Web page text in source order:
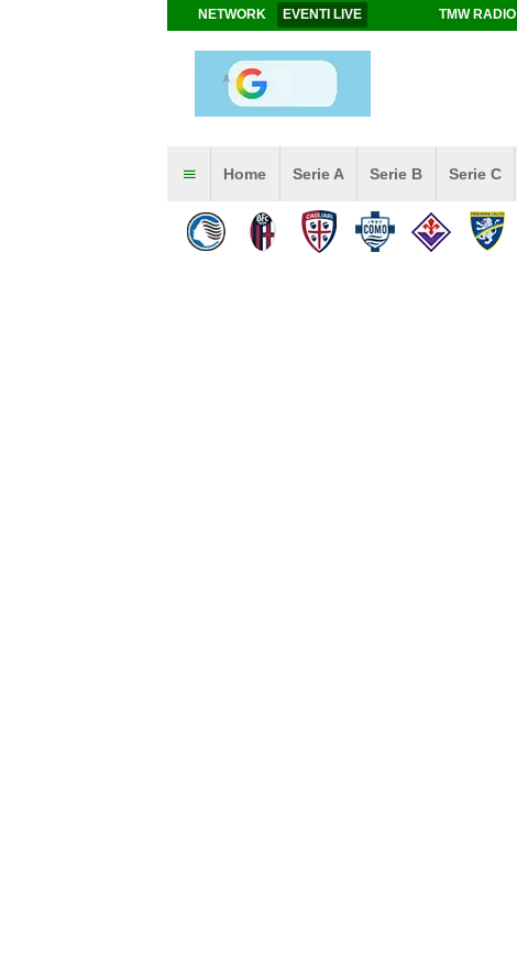
NETWORK EVENTI LIVE TMW RADIO
Home Serie A Serie B Serie C